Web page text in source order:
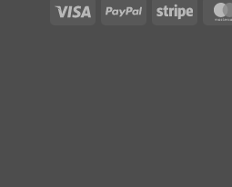
Visa PayPal Stripe